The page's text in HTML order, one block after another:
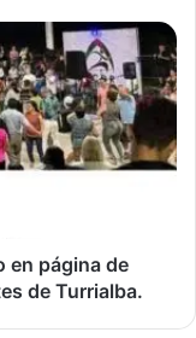
en página de
de Turrialba.